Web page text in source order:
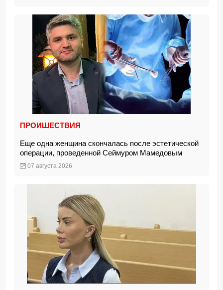
ПРОИШЕСТВИЯ
Еще одна женщина скончалась после эстетической
операции, проведенной Сеймуром Мамедовым
07 августа 2026